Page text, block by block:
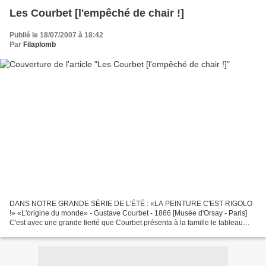
Les Courbet [l'empêché de chair !]
Publié le 18/07/2007 à 18:42
Par Filaplomb
DANS NOTRE GRANDE SÉRIE DE L'ÉTÉ : «LA PEINTURE C'EST RIGOLO
!» «L'origine du monde» - Gustave Courbet - 1866 [Musée d'Orsay - Paris]
C'est avec une grande fierté que Courbet présenta à la famille le tableau